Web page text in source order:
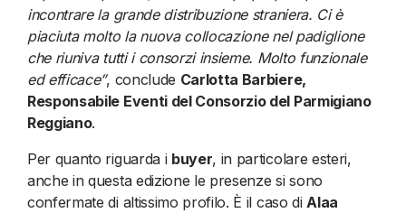
incontrare la grande distribuzione straniera. Ci è
piaciuta molto la nuova collocazione nel padiglione
che riuniva tutti i consorzi insieme. Molto funzionale
ed efficace”, conclude Carlotta Barbiere,
Responsabile Eventi del Consorzio del Parmigiano
Reggiano.
Per quanto riguarda i buyer, in particolare esteri,
anche in questa edizione le presenze si sono
confermate di altissimo profilo. È il caso di Alaa